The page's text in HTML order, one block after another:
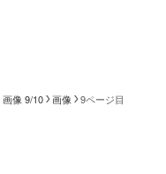
像 9/10 画像 9ページ目